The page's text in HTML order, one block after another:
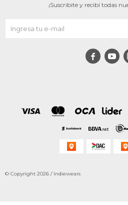
¡Suscribite y recibí todas
 
© Copyright 2026 / Indiewears